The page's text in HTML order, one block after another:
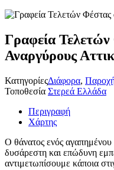
Γραφεία Τελετών
Αναργύρoυς
ΚατηγορίεςΔιάφορα,
Τοποθεσία Στερεά Ελλάδα
Περιγραφή
Χάρτης
Ο θάνατος ενός
δυσάρεστη και επώδυνη
αντιμετωπίσουμε κάποια